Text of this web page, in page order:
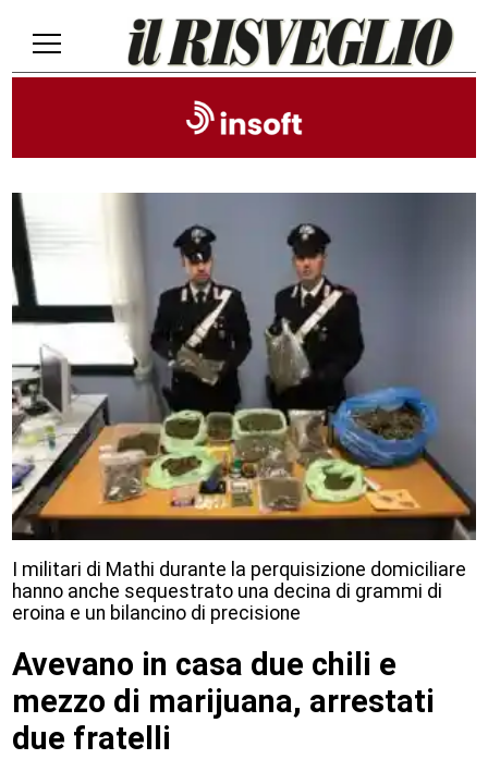
I militari di Mathi durante la perquisizione domiciliare
hanno anche sequestrato una decina di grammi di
eroina e un bilancino di precisione
Avevano in casa due chili e
mezzo di marijuana, arrestati
due fratelli